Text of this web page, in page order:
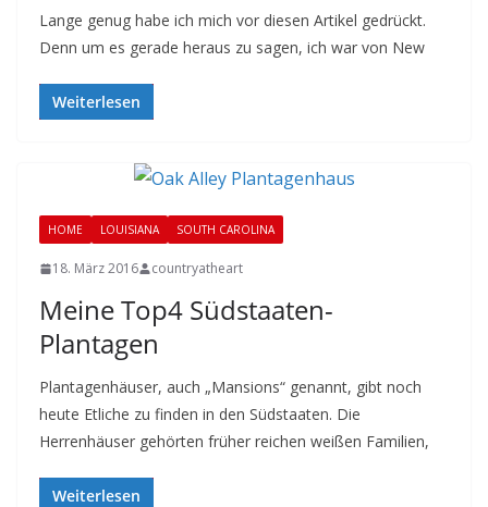
Lange genug habe ich mich vor diesen Artikel gedrückt.
Denn um es gerade heraus zu sagen, ich war von New
Weiterlesen
HOME LOUISIANA SOUTH CAROLINA
18. März 2016 countryatheart
Meine Top4 Südstaaten-
Plantagen
Plantagenhäuser, auch „Mansions“ genannt, gibt noch
heute Etliche zu finden in den Südstaaten. Die
Herrenhäuser gehörten früher reichen weißen Familien,
Weiterlesen